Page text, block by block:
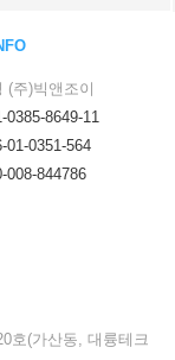
(주)빅앤조이
0385-8649-11
01-0351-564
008-844786
호(가산동, 대륭테크